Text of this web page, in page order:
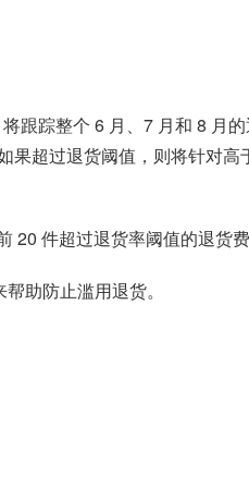
跟踪整个 6 月、7 月和 8 月
果超过退货阈值，则将针对高
20 件超过退货率阈值的退货
助防止滥用退货。